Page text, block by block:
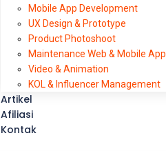
Mobile App Development
UX Design & Prototype
Product Photoshoot
Maintenance Web & Mobile App
Video & Animation
KOL & Influencer Management
Artikel
Afiliasi
Kontak